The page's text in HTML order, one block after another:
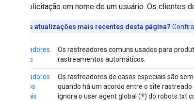
única solicitação em nome de um usuário. Os clientes
Quer ver as atualizações mais recentes desta página?
Rastreadores
comuns
Os rastreadores comuns usados para
rastreamentos automáticos.
Rastreadores
de casos
especiais
Os rastreadores de casos especiais são
quando há um acordo entre o site
ignora o user agent global (*) do robots.txt